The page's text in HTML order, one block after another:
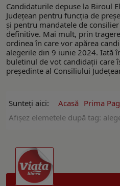
Candidaturile depuse la Biroul
Județean pentru funcția de
și pentru mandatele de
definitive. Mai mult, prin
ordinea în care vor apărea
alegerile din 9 iunie 2024. Iată
buletinul de vot candidații care
președinte al Consiliului
Sunteți aici: Acasă Prima
Afişez elemetele după tag: